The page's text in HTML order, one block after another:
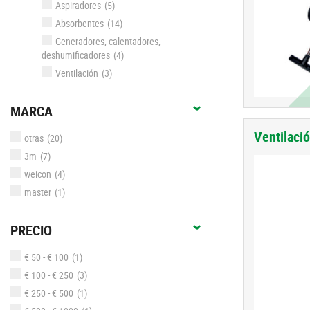
Aspiradores (5)
Absorbentes (14)
Generadores, calentadores,
deshumificadores (4)
Ventilación (3)
MARCA
otras (20)
3m (7)
weicon (4)
master (1)
PRECIO
€ 50 - € 100 (1)
€ 100 - € 250 (3)
€ 250 - € 500 (1)